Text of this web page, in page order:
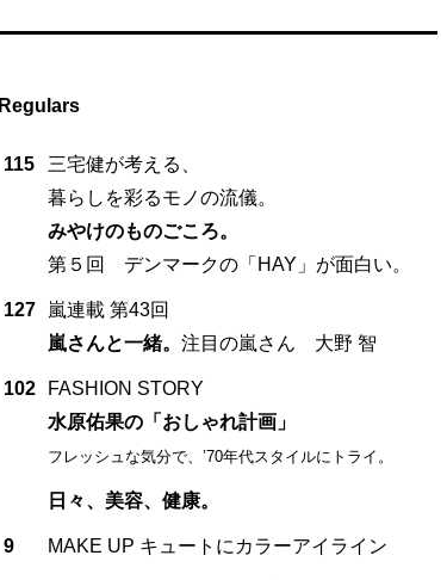
Regulars
115
三宅健が考える、
暮らしを彩るモノの流儀。
みやけのものごころ。
第５回 デンマークの「HAY」が面白い。
127
嵐連載 第43回
嵐さんと一緒。 注目の嵐さん 大野 智
102
FASHION STORY
水原佑果の「おしゃれ計画」
フレッシュな気分で、’70年代スタイルにトライ。
日々、美容、健康。
9 MAKE UP キュートにカラーアイライン